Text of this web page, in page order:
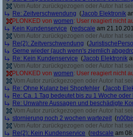
Vom Autor zurückgezogen oder Autor hat
Re: Zeitverschwendung (Jacob Elektronik
PLONKED von women: User reagiert nicht
Kein Kundenservice (redscale am
Vom Autor zurückgezogen oder Autor hat
Re(2): Zeitverschwendung (
Gerne wieder (auch wenn's ziemlich
Re: Kein Kundenservice (Jacob Elektronik
Vom Autor zurückgezogen oder Autor hat
PLONKED von women: User reagiert nicht
Vom Autor zurückgezogen oder Autor hat
Re: Ohne Kulanz bei Shopfehler (Jacob
Re: Ca. 1 Tag bedeutet bis zu 1 Woche oder
Re: Unwahre Aussagen und beschädigte
Vom Autor zurückgezogen oder Autor hat
stornierung noch 2 wochen wartezeit (
Vom Autor zurückgezogen oder Autor hat
Re(2): Kein Kundenservice (redscale am